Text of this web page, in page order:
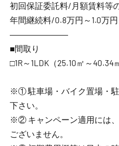
初回保証委託料/月額賃料等
年間継続料/0.8万円～1.0万円
―――――――
■間取り
□1R～1LDK（25.10㎡～40.34
※① 駐車場・バイク置場・
下さい。
※② キャンペーン適用には
ございません。